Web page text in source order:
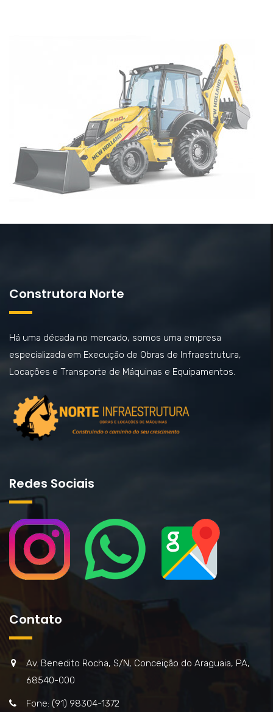
Construtora Norte
Há uma década no mercado, somos uma empresa
especializada em Execução de Obras de Infraestrutura,
Locações e Transporte de Máquinas e Equipamentos.
Redes Sociais
Contato
Av. Benedito Rocha, S/N, Conceição do Araguaia, PA,
68540-000
Fone: (91) 98304-1372